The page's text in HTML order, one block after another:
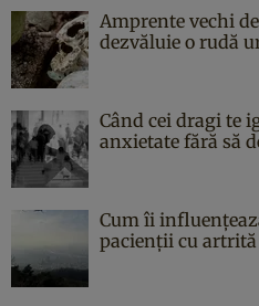
Amprente vechi
dezvăluie o rudă
Când cei dragi te
anxietate fără să
Cum îi
pacienții cu artrită